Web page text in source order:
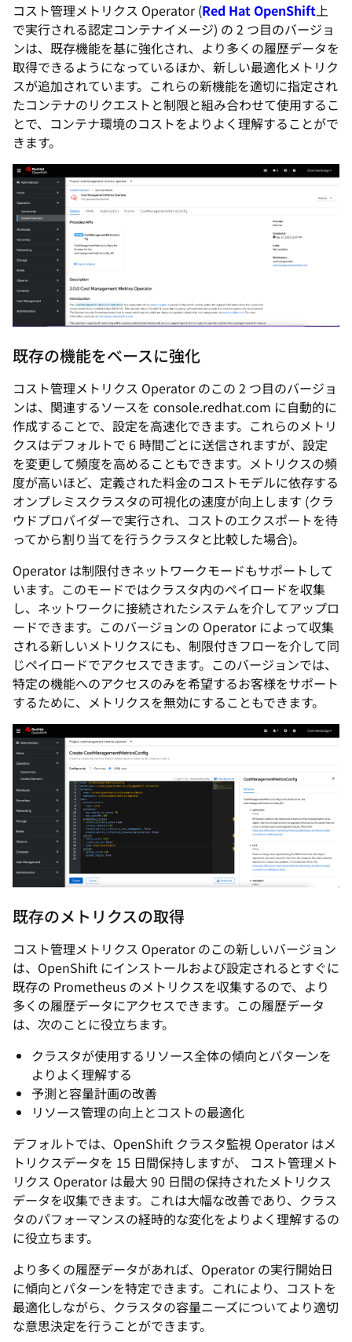
コスト管理メトリクス Operator (Red Hat OpenShift上
で実行される認定コンテナイメージ) の 2 つ目のバージョ
ンは、既存機能を基に強化され、より多くの履歴データを
取得できるようになっているほか、新しい最適化メトリク
スが追加されています。これらの新機能を適切に指定され
たコンテナのリクエストと制限と組み合わせて使用するこ
とで、コンテナ環境のコストをよりよく理解することがで
きます。
既存の機能をベースに強化
コスト管理メトリクス Operator のこの 2 つ目のバージョ
ンは、関連するソースを console.redhat.com に自動的に
作成することで、設定を高速化できます。これらのメトリ
クスはデフォルトで 6 時間ごとに送信されますが、設定
を変更して頻度を高めることもできます。メトリクスの頻
度が高いほど、定義された料金のコストモデルに依存する
オンプレミスクラスタの可視化の速度が向上します (クラ
ウドプロバイダーで実行され、コストのエクスポートを待
ってから割り当てを行うクラスタと比較した場合)。
Operator は制限付きネットワークモードもサポートして
います。このモードではクラスタ内のペイロードを収集
し、ネットワークに接続されたシステムを介してアップロ
ードできます。このバージョンの Operator によって収集
される新しいメトリクスにも、制限付きフローを介して同
じペイロードでアクセスできます。このバージョンでは、
特定の機能へのアクセスのみを希望するお客様をサポート
するために、メトリクスを無効にすることもできます。
既存のメトリクスの取得
コスト管理メトリクス Operator のこの新しいバージョン
は、OpenShift にインストールおよび設定されるとすぐに
既存の Prometheus のメトリクスを収集するので、より
多くの履歴データにアクセスできます。この履歴データ
は、次のことに役立ちます。
クラスタが使用するリソース全体の傾向とパターンを
よりよく理解する
予測と容量計画の改善
リソース管理の向上とコストの最適化
デフォルトでは、OpenShift クラスタ監視 Operator はメ
トリクスデータを 15 日間保持しますが、 コスト管理メト
リクス Operator は最大 90 日間の保持されたメトリクス
データを収集できます。これは大幅な改善であり、クラス
タのパフォーマンスの経時的な変化をよりよく理解するの
に役立ちます。
より多くの履歴データがあれば、Operator の実行開始日
に傾向とパターンを特定できます。これにより、コストを
最適化しながら、クラスタの容量ニーズについてより適切
な意思決定を行うことができます。